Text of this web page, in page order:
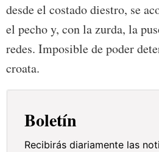
desde el costado diestro, se
el pecho y, con la zurda, la
redes. Imposible de poder
croata.
Boletín
Recibirás diariamente las